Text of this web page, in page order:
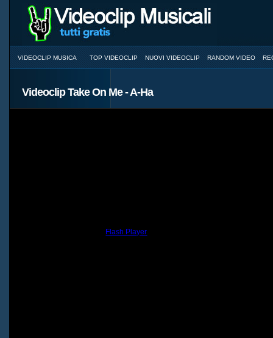
VIDEOCLIP MUSICA TOP VIDEOCLIP NUOVI VIDEOCLIP RANDOM VIDEO
Videoclip Take On Me - A-Ha
Flash Player